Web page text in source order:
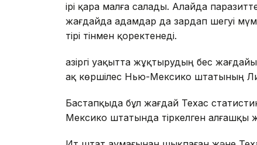
ірі қара малға салады. Алайда
жағдайда адамдар да зардап шегуі
тірі тінмен қоректенеді.
Қазіргі уақытта жұқтырудың бес
ақ көршілес Нью-Мексико штатының Ли
Бастапқыда бұл жағдай Техас
Мексико штатында тіркелген алғашқы